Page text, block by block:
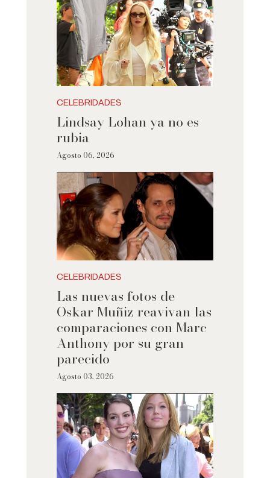
CELEBRIDADES
Lindsay Lohan ya no es
rubia
Agosto 06, 2026
CELEBRIDADES
Las nuevas fotos de
Oskar Muñiz reavivan las
comparaciones con Marc
Anthony por su gran
parecido
Agosto 03, 2026